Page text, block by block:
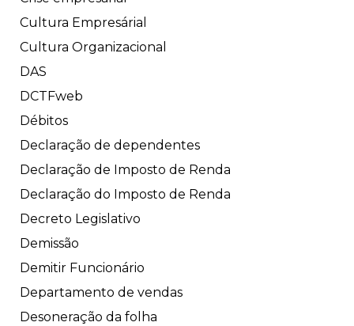
Cultura Empresárial
Cultura Organizacional
DAS
DCTFweb
Débitos
Declaração de dependentes
Declaração de Imposto de Renda
Declaração do Imposto de Renda
Decreto Legislativo
Demissão
Demitir Funcionário
Departamento de vendas
Desoneração da folha